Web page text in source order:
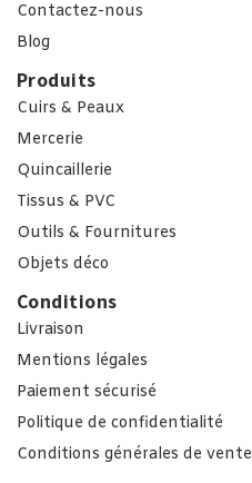
Contactez-nous
Blog
Produits
Cuirs & Peaux
Mercerie
Quincaillerie
Tissus & PVC
Outils & Fournitures
Objets déco
Conditions
Livraison
Mentions légales
Paiement sécurisé
Politique de confidentialité
Conditions générales de vente